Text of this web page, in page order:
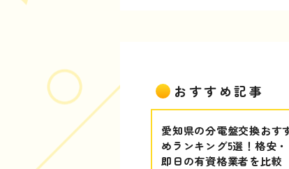
おすすめ記事
愛知県の分電盤交換おす
めランキング5選！格安・
即日の有資格業者を比較